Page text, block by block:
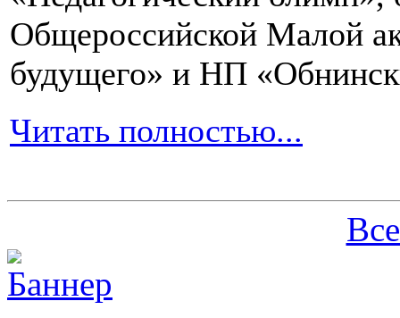
Общероссийской Малой
будущего» и НП
Читать полностью...